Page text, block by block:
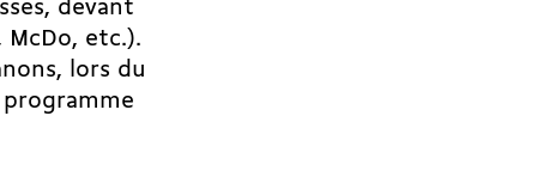
devant
etc.).
lors du
programme